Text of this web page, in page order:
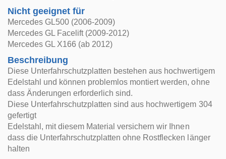
Nicht geeignet für
Mercedes GL500 (2006-2009)
Mercedes GL Facelift (2009-2012)
Mercedes GL X166 (ab 2012)
Beschreibung
Diese Unterfahrschutzplatten bestehen aus hochwertigem
Edelstahl und können problemlos montiert werden, ohne
dass Änderungen erforderlich sind.
Diese Unterfahrschutzplatten sind aus hochwertigem 304
gefertigt
Edelstahl, mit diesem Material versichern wir Ihnen
dass die Unterfahrschutzplatten ohne Rostflecken länger
halten